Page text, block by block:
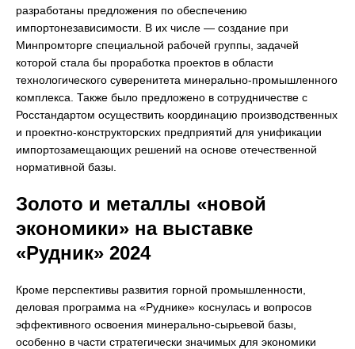
разработаны предложения по обеспечению
импортонезависимости. В их числе — создание при
Минпромторге специальной рабочей группы, задачей
которой стала бы проработка проектов в области
технологического суверенитета минерально-промышленного
комплекса. Также было предложено в сотрудничестве с
Росстандартом осуществить координацию производственных
и проектно-конструкторских предприятий для унификации
импортозамещающих решений на основе отечественной
нормативной базы.
Золото и металлы «новой
экономики» на выставке
«Рудник» 2024
Кроме перспективы развития горной промышленности,
деловая программа на «Руднике» коснулась и вопросов
эффективного освоения минерально-сырьевой базы,
особенно в части стратегически значимых для экономики